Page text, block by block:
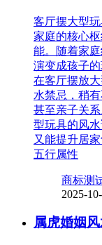
客厅摆大型
家庭的核心
能。随着家
演变成孩子
在客厅摆放
水禁忌，稍
甚至亲子关
型玩具的风
又能提升居
五行属性
商标测
2025-
属虎婚姻